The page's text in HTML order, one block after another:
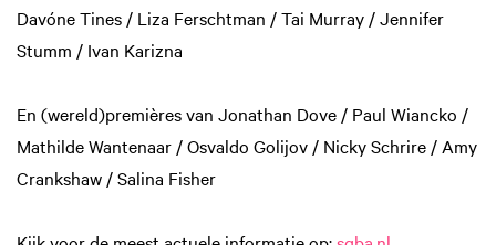
Davóne Tines / Liza Ferschtman / Tai Murray / Jennifer
Stumm / Ivan Karizna
En (wereld)premières van Jonathan Dove / Paul Wiancko /
Mathilde Wantenaar / Osvaldo Golijov / Nicky Schrire / Amy
Crankshaw / Salina Fisher